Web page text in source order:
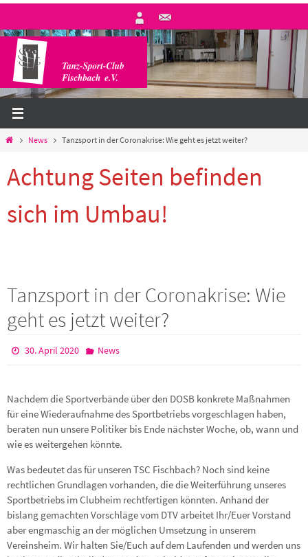
springen
StartNews Tanzsport in der Coronakrise: Wie geht es jetzt weiter?
Achtung Seiten befinden
sich im Umbau!
Tanzsport in der Coronakrise: Wie
geht es jetzt weiter?
30. April 2020 News
Nachdem die Sportverbände über den DOSB konkrete Maßnahmen
für eine Wiederaufnahme des Sportbetriebs vorgeschlagen haben,
beraten nun unsere Politiker bis Ende nächster Woche, ob, wann und
wie es weitergehen könnte.
Was bedeutet das für unseren TSC Fischbach? Noch sind keine
rechtlichen Grundlagen vorhanden, die die Weiterführung unseres
Sportbetriebs im Clubheim rechtfertigen könnten. Anhand der
bislang gemachten Vorschläge vom DTV arbeitet Ihr/Euer Vorstand
aber engmaschig an der möglichen Umsetzung in unserem
Vereinsheim. Wir halten Sie/Euch auf dem Laufenden und werden uns